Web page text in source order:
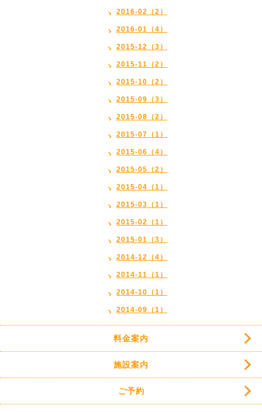
2016-02（2）
2016-01（4）
2015-12（3）
2015-11（2）
2015-10（2）
2015-09（3）
2015-08（2）
2015-07（1）
2015-06（4）
2015-05（2）
2015-04（1）
2015-03（1）
2015-02（1）
2015-01（3）
2014-12（4）
2014-11（1）
2014-10（1）
2014-09（1）
料金案内
施設案内
ご予約